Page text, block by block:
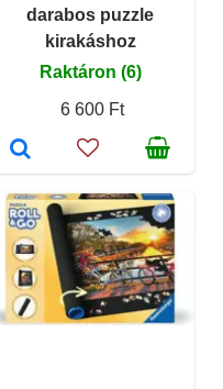
darabos puzzle
kirakáshoz
Raktáron (6)
6 600 Ft